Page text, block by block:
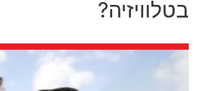
בטלוויזיה?